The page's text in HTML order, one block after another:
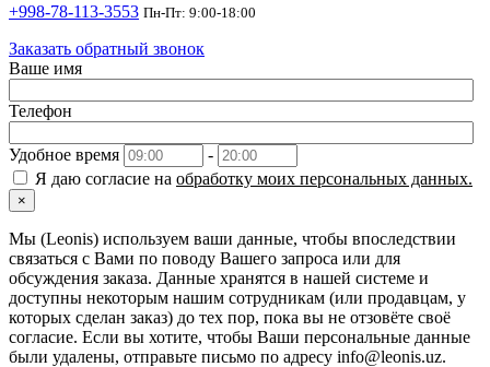
+998-78-113-3553 Пн-Пт: 9:00-18:00
Заказать обратный звонок
Ваше имя
Телефон
Удобное время
-
Я даю согласие на обработку моих персональных данных.
×
Мы (Leonis) используем ваши данные, чтобы впоследствии
связаться с Вами по поводу Вашего запроса или для
обсуждения заказа. Данные хранятся в нашей системе и
доступны некоторым нашим сотрудникам (или продавцам, у
которых сделан заказ) до тех пор, пока вы не отзовёте своё
согласие. Если вы хотите, чтобы Ваши персональные данные
были удалены, отправьте письмо по адресу info@leonis.uz.